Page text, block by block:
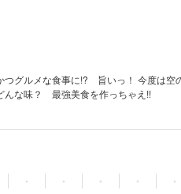
つグルメな食事に!? 旨いっ！ 今度は空
な味？ 最強美食を作っちゃえ!!
・ ・ ・ ・ ・